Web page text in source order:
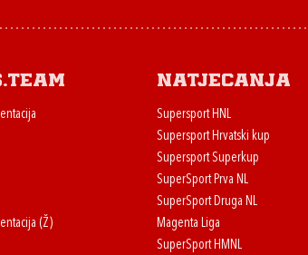
(Ž)
Natjecanja
Supersport HNL
Supersport Hrvatski kup
Supersport Superkup
SuperSport Prva NL
SuperSport Druga NL
Magenta Liga
SuperSport HMNL